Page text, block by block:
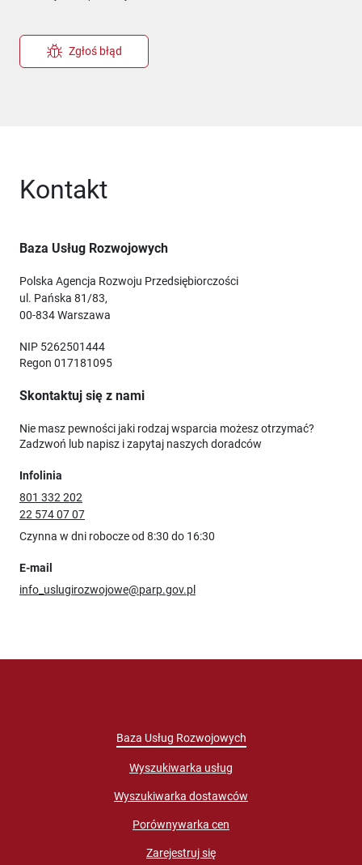
Zgłoś błąd
Kontakt
Baza Usług Rozwojowych
Polska Agencja Rozwoju Przedsiębiorczości
ul. Pańska 81/83,
00-834 Warszawa
NIP 5262501444
Regon 017181095
Skontaktuj się z nami
Nie masz pewności jaki rodzaj wsparcia możesz otrzymać?
Zadzwoń lub napisz i zapytaj naszych doradców
Infolinia
801 332 202
22 574 07 07
Czynna w dni robocze od 8:30 do 16:30
E-mail
info_uslugirozwojowe@parp.gov.pl
Baza Usług Rozwojowych
Wyszukiwarka usług
Wyszukiwarka dostawców
Porównywarka cen
Zarejestruj się